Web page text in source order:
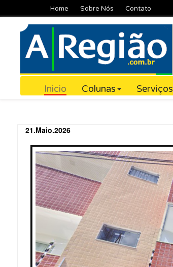
Home Sobre Nós Contato
Inicio Colunas Serviços
21.Maio.2026